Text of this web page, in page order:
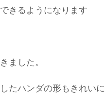
きるようになります
ました。
たハンダの形もきれいに